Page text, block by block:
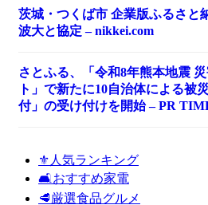
茨城・つくば市 企業版ふるさと
波大と協定 – nikkei.com
さとふる、「令和8年熊本地震
ト」で新たに10自治体による被
付」の受け付けを開始 – PR
⚜️人気ランキング
🛋️おすすめ家電
🥩厳選食品グルメ